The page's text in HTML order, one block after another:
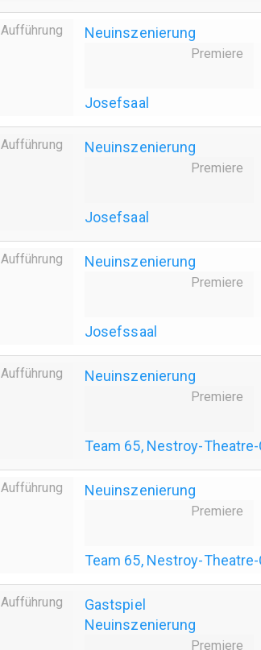
Aufführung Neuinszenierung
Premiere
Josefsaal
Aufführung Neuinszenierung
Premiere
Josefsaal
Aufführung Neuinszenierung
Premiere
Josefssaal
Aufführung Neuinszenierung
Premiere
Team 65, Nestroy-
Aufführung Neuinszenierung
Premiere
Team 65, Nestroy-
Aufführung
Gastspiel
Neuinszenierung
Premiere